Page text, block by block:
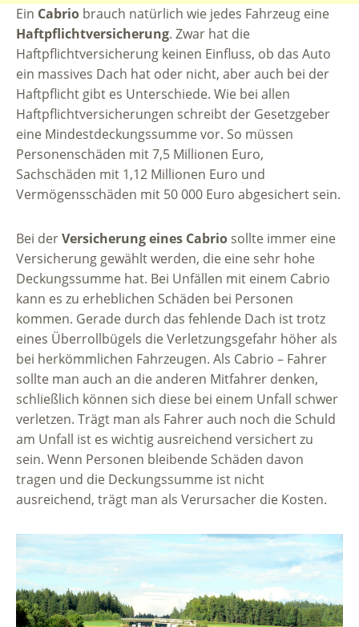
Ein Cabrio brauch natürlich wie jedes Fahrzeug eine
Haftpflichtversicherung. Zwar hat die
Haftpflichtversicherung keinen Einfluss, ob das Auto
ein massives Dach hat oder nicht, aber auch bei der
Haftpflicht gibt es Unterschiede. Wie bei allen
Haftpflichtversicherungen schreibt der Gesetzgeber
eine Mindestdeckungssumme vor. So müssen
Personenschäden mit 7,5 Millionen Euro,
Sachschäden mit 1,12 Millionen Euro und
Vermögensschäden mit 50 000 Euro abgesichert sein.
Bei derVersicherung eines Cabrio sollte immer eine
Versicherung gewählt werden, die eine sehr hohe
Deckungssumme hat. Bei Unfällen mit einem Cabrio
kann es zu erheblichen Schäden bei Personen
kommen. Gerade durch das fehlende Dach ist trotz
eines Überrollbügels die Verletzungsgefahr höher als
bei herkömmlichen Fahrzeugen. Als Cabrio – Fahrer
sollte man auch an die anderen Mitfahrer denken,
schließlich können sich diese bei einem Unfall schwer
verletzen. Trägt man als Fahrer auch noch die Schuld
am Unfall ist es wichtig ausreichend versichert zu
sein. Wenn Personen bleibende Schäden davon
tragen und die Deckungssumme ist nicht
ausreichend, trägt man als Verursacher die Kosten.